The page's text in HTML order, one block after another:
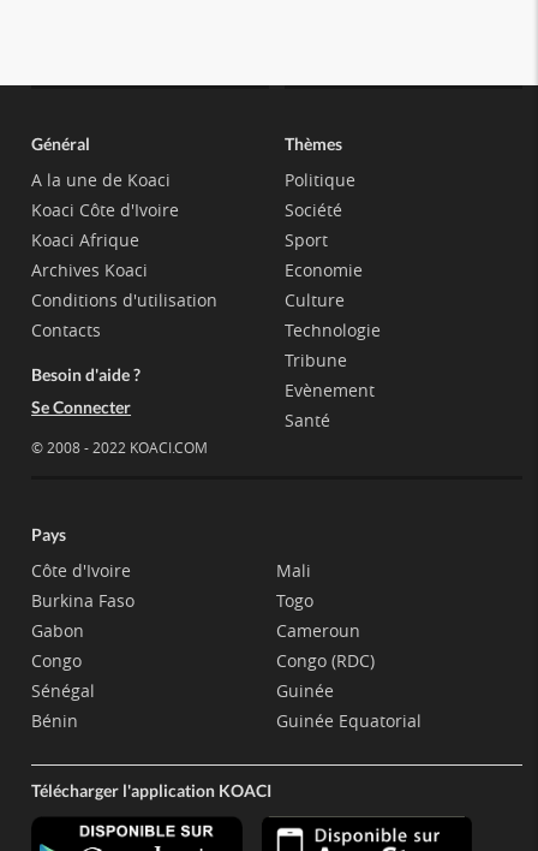
Général
A la une de Koaci
Koaci Côte d'Ivoire
Koaci Afrique
Archives Koaci
Conditions d'utilisation
Contacts
Besoin d'aide ?
Se Connecter
© 2008 - 2022 KOACI.COM
Thèmes
Politique
Société
Sport
Economie
Culture
Technologie
Tribune
Evènement
Santé
Pays
Côte d'Ivoire
Burkina Faso
Gabon
Congo
Sénégal
Bénin
Mali
Togo
Cameroun
Congo (RDC)
Guinée
Guinée Equatorial
Télécharger l'application KOACI